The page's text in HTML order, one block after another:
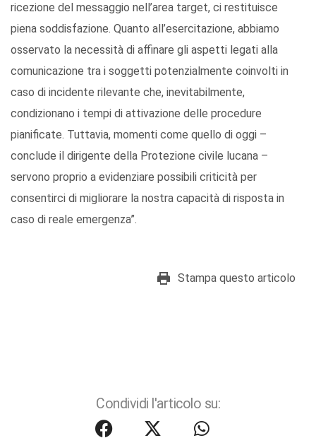
ricezione del messaggio nell’area target, ci restituisce
piena soddisfazione. Quanto all’esercitazione, abbiamo
osservato la necessità di affinare gli aspetti legati alla
comunicazione tra i soggetti potenzialmente coinvolti in
caso di incidente rilevante che, inevitabilmente,
condizionano i tempi di attivazione delle procedure
pianificate. Tuttavia, momenti come quello di oggi –
conclude il dirigente della Protezione civile lucana –
servono proprio a evidenziare possibili criticità per
consentirci di migliorare la nostra capacità di risposta in
caso di reale emergenza”.
Stampa questo articolo
Condividi l'articolo su: